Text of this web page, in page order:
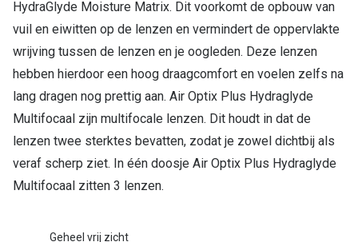
HydraGlyde Moisture Matrix. Dit voorkomt de opbouw van
vuil en eiwitten op de lenzen en vermindert de oppervlakte
wrijving tussen de lenzen en je oogleden. Deze lenzen
hebben hierdoor een hoog draagcomfort en voelen zelfs na
lang dragen nog prettig aan. Air Optix Plus Hydraglyde
Multifocaal zijn multifocale lenzen. Dit houdt in dat de
lenzen twee sterktes bevatten, zodat je zowel dichtbij als
veraf scherp ziet. In één doosje Air Optix Plus Hydraglyde
Multifocaal zitten 3 lenzen.
Geheel vrij zicht